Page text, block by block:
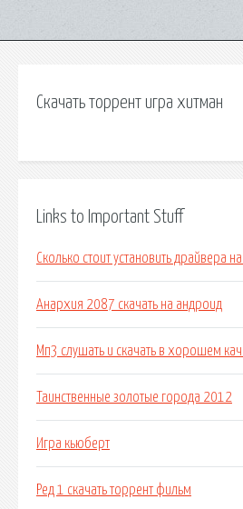
Скачать торрент игра хитман
Links to Important Stuff
Сколько стоит установить драйвера
Анархия 2087 скачать на андроид
Мп3 слушать и скачать в хорошем
Таинственные золотые города 2012
Игра кьюберт
Ред 1 скачать торрент фильм